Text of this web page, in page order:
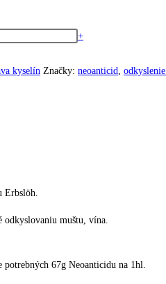
+
kyselín Značky: neoanticid
odkyslovaniu muštu, vína.
67g Neoanticidu na 1hl.